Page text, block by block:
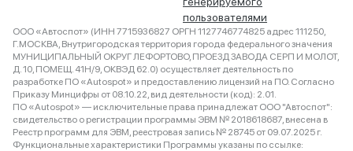
пользователями
ООО «Автоспот» (ИНН 7715936827 ОРГН 1127746774825 адрес 111250,
Г.МОСКВА, Внутригородская территория города федерального значения
МУНИЦИПАЛЬНЫЙ ОКРУГ ЛЕФОРТОВО, ПРОЕЗД ЗАВОДА СЕРП И МОЛОТ,
Д. 10, ПОМЕЩ. 41Н/9, ОКВЭД 62.0) осуществляет деятельность по
разработке ПО «Autospot» и предоставлению лицензий на ПО. Согласно
Приказу Минцифры от 08.10.22, вид деятельности (код): 2.01.
ПО «Autospot» — исключительные права принадлежат ООО "Автоспот":
свидетельство о регистрации программы ЭВМ № 2018618687, внесена в
Реестр программ для ЭВМ, реестровая запись № 28745 от 09.07.2025 г.
Функциональные характеристики Программы указаны по ссылке: